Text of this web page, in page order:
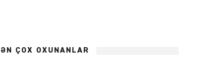
ƏN ÇOX OXUNANLAR